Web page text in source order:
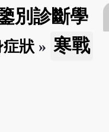
別診斷學
狀» 寒戰